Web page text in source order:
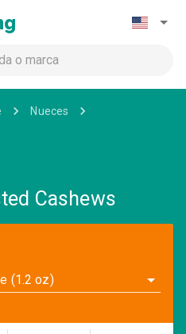
Nueces
Cashews
(1.2 oz)